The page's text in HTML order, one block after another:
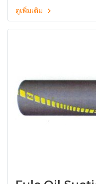
ดูเพิ่มเติม